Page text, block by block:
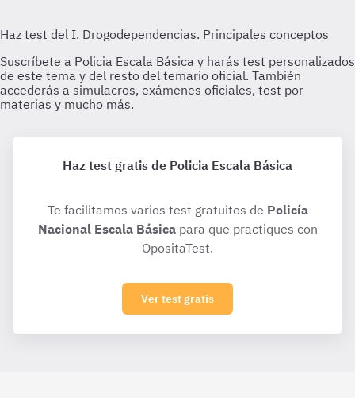
Haz test gratis de Policia Escala Básica
Te facilitamos varios test gratuitos de Policía
Nacional Escala Básicapara que practiques con
OpositaTest.
Ver test gratis